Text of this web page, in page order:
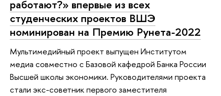
работают?» впервые из всех
студенческих проектов ВШЭ
номинирован на Премию Рунета-2022
Мультимедийный проект выпущен Институтом
медиа совместно с Базовой кафедрой Банка России
Высшей школы экономики. Руководителями проекта
стали экс-советник первого заместителя